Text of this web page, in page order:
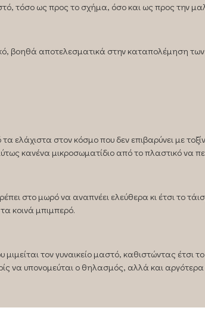
τόσο ως προς το σχήμα, όσο και ως προς την
βοηθά αποτελεσματικά στην καταπολέμηση των
ελάχιστα στον κόσμο που δεν επιβαρύνει με
κανένα μικροσωματίδιο από το πλαστικό να
στο μωρό να αναπνέει ελεύθερα κι έτσι το
κοινά μπιμπερό.
τον γυναικείο μαστό, καθιστώντας έτσι
να υπονομεύται ο θηλασμός, αλλά και